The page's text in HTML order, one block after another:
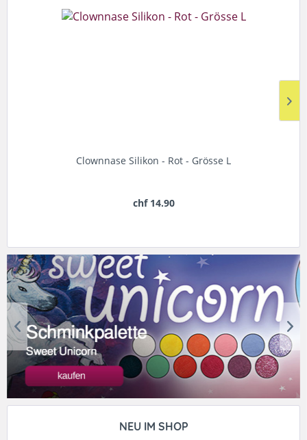
Clownnase Silikon - Rot - Grösse L
chf 14.90
NEU IM SHOP